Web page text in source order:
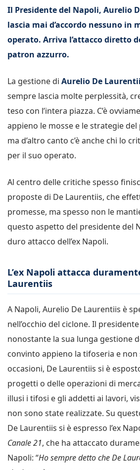
Il Presidente del Napoli, Aurelio
lascia mai d’accordo nessuno in
operato. Arriva l’attacco diretto
patron azzurro.
La gestione di Aurelio De
sempre lascia molte perplessità,
teso con l’intera piazza. C’è
appieno le mosse e le strategie
ma d’altro canto c’è anche chi lo
per il suo operato.
Al centro delle critiche spesso
proposte di De Laurentiis, che
promesse, ma spesso non le
questo aspetto del presidente del
duro attacco dell’ex Napoli.
L’ex Napoli attacca
Laurentiis
A Napoli, Aurelio De Laurentiis è
nell’occhio del ciclone. Il
nonostante la sua lunga gestione
convinto appieno la tifoseria e non
occasioni, De Laurentiis si è
progetti o delle operazioni di
illusi i tifosi e gli addetti ai lavori,
non sono state realizzate. Su
De Laurentiis si è espresso l’ex
Canale 21, che ha attaccato
Napoli: “Ho sempre detto che De